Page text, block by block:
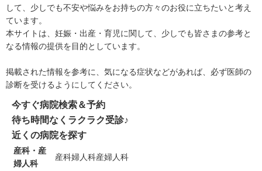
して、少しでも不安や悩みをお持ちの方々のお役に立ちたいと考え
ています。
本サイトは、妊娠・出産・育児に関して、少しでも皆さまの参考と
なる情報の提供を目的としています。
掲載された情報を参考に、気になる症状などがあれば、必ず医師の
診断を受けるようにしてください。
今すぐ病院検索＆予約
待ち時間なくラクラク受診♪
近くの病院を探す
産科・産
婦人科
産科婦人科産婦人科